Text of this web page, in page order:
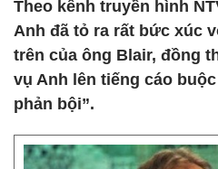
Theo kênh truyền hình
Anh đã tỏ ra rất bức xúc
trên của ông Blair, đồng
vụ Anh lên tiếng cáo
phản bội”.